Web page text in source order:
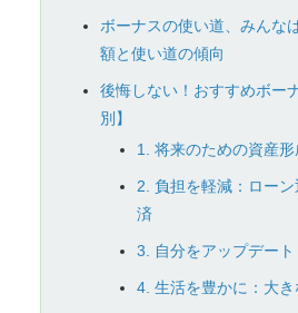
ボーナスの使い道、みんな
額と使い道の傾向
後悔しない！おすすめボー
別】
1. 将来のための資産
2. 負担を軽減：ロー
済
3. 自分をアップデー
4. 生活を豊かに：大